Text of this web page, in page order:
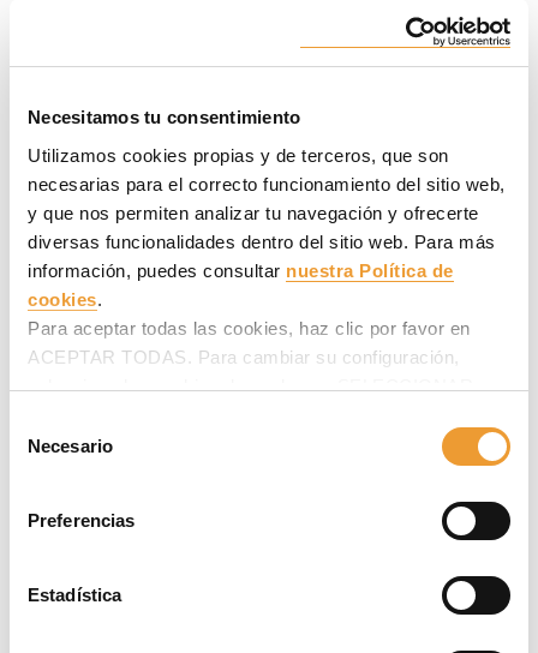
Necesitamos tu consentimiento
Utilizamos cookies propias y de terceros, que son
necesarias para el correcto funcionamiento del sitio web,
y que nos permiten analizar tu navegación y ofrecerte
diversas funcionalidades dentro del sitio web. Para más
información, puedes consultar nuestra Política de
cookies.
Para aceptar todas las cookies, haz clic por favor en
ACEPTAR TODAS. Para cambiar su configuración,
selecciona las cookies deseadas en SELECCIONAR
después.
Necesario
Preferencias
Estadística
Torres Cardinales, Córdoba, Argentina
ribera del río Suquía, zona de gran desarrollo cercana al
centro de Córdoba.
Edificio 360 Graus, São Paulo, Brasil
Ubicado en un exclusivo barrio histórico de São Paulo, este
innovador edificio se diseñó en términos de máximo confort.